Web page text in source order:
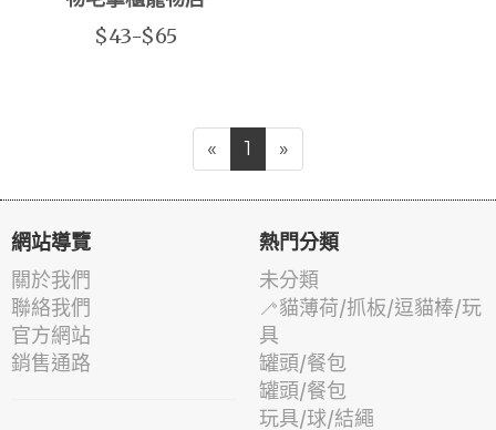
$43-$65
« 1 »
網站導覽
關於我們
聯絡我們
官方網站
銷售通路
熱門分類
未分類
🦯貓薄荷/抓板/逗貓棒/玩
具
罐頭/餐包
罐頭/餐包
玩具/球/結繩